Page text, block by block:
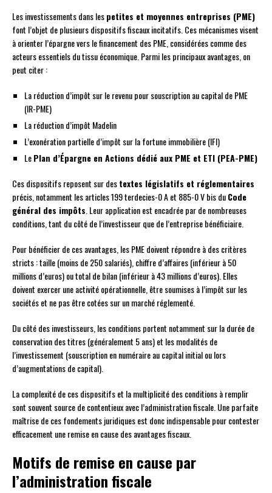
Les investissements dans lespetites et moyennes entreprises (PME)
font l’objet de plusieurs dispositifs fiscaux incitatifs. Ces mécanismes visent
à orienter l’épargne vers le financement des PME, considérées comme des
acteurs essentiels du tissu économique. Parmi les principaux avantages, on
peut citer :
La réduction d’impôt sur le revenu pour souscription au capital de PME
(IR-PME)
La réduction d’impôt Madelin
L’exonération partielle d’impôt sur la fortune immobilière (IFI)
LePlan d’Épargne en Actions dédié aux PME et ETI (PEA-PME)
Ces dispositifs reposent sur destextes législatifs et réglementaires
précis, notamment les articles 199 terdecies-0 A et 885-0 V bis duCode
général des impôts. Leur application est encadrée par de nombreuses
conditions, tant du côté de l’investisseur que de l’entreprise bénéficiaire.
Pour bénéficier de ces avantages, les PME doivent répondre à des critères
stricts : taille (moins de 250 salariés), chiffre d’affaires (inférieur à 50
millions d’euros) ou total de bilan (inférieur à 43 millions d’euros). Elles
doivent exercer une activité opérationnelle, être soumises à l’impôt sur les
sociétés et ne pas être cotées sur un marché réglementé.
Du côté des investisseurs, les conditions portent notamment sur la durée de
conservation des titres (généralement 5 ans) et les modalités de
l’investissement (souscription en numéraire au capital initial ou lors
d’augmentations de capital).
La complexité de ces dispositifs et la multiplicité des conditions à remplir
sont souvent source de contentieux avec l’administration fiscale. Une parfaite
maîtrise de ces fondements juridiques est donc indispensable pour contester
efficacement une remise en cause des avantages fiscaux.
Motifs de remise en cause par
l’administration fiscale